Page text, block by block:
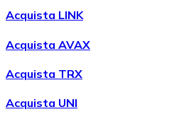
AcquistareShiba Inu
SHIB
Acquista LINK
Acquista AVAX
Acquista TRX
Acquista UNI